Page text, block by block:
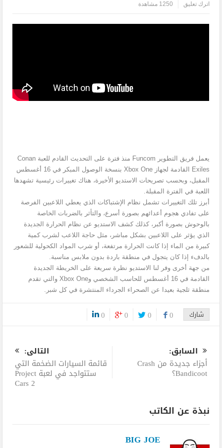
اترك تعليق
1250 مشاهدة
يعمل فريق التطوير Funcom منذ فترة على التحديث القادم للعبة Conan
Exiles القادمة لجهاز Xbox One بنسخة الوصول المبكر في 16 أغسطس
المقبل، وبحسب تصريحات الاستديو الأخيرة، هناك تغييرات رئيسية تشهدها
اللعبة في الفترة المقبلة.
أبرز تلك التغييرات تشمل نظام الإشتباكات الذي يعطي اللاعبين الفرصة
على تفادي هجوم أعدائهم بصورة أسرع، والتأثر بالضربات الخاصة
بالوحوش بصورة أكبر، كذلك كشف الاستديو عن نظام الحرارة الجديدة
الذي يؤثر على اللاعبين بشكل مباشر، مثل حاجة اللاعب لشرب كمية
كبيرة من الماء إذا كانت الحرارة مرتفعة، أو شرب المواد الكحولية للشعور
بالدفء إذا كان يتجول في منطقة باردة بدون ملابس مناسبة.
من جهة أخرى وفر لنا الاستديو نظرة سريعة على الخريطة الجديدة
القادمة في 16 أغسطس للحاسب الشخصي وXbox One والتي تقدم
منطقة ثلجية بعيدا عن الصحراء الجرداء المنتشرة في كل شبر.
شارك 0
0
0
0
السابق:
أجزاء جديدة من Crash
Bandicoot؟
التالى:
قائمة السيارات الضخمة التي
ستتواجد في لعبة Project
Cars 2
نبذة عن الكاتب
BIG JOE